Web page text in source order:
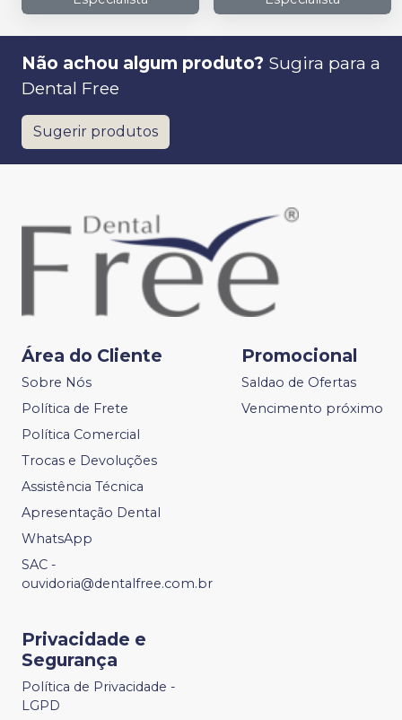
Não achou algum produto? Sugira para a
Dental Free
Sugerir produtos
Área do Cliente
Sobre Nós
Política de Frete
Política Comercial
Trocas e Devoluções
Assistência Técnica
Apresentação Dental
WhatsApp
SAC -
ouvidoria@dentalfree.com.br
Promocional
Saldao de Ofertas
Vencimento próximo
Privacidade e
Segurança
Política de Privacidade -
LGPD